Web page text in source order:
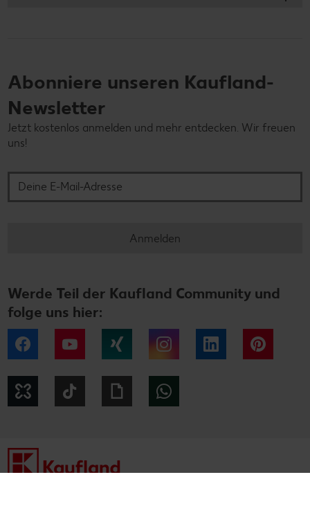
Abonniere unseren Kaufland-
Newsletter
Jetzt kostenlos anmelden und mehr entdecken. Wir freuen
uns!
Anmelden
Werde Teil der Kaufland Community und
folge uns hier:
Facebook YouTube Instagram LinkedIn
Kununu Giphy